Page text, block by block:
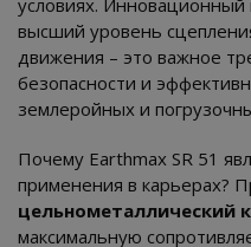
условиях. Инновационный
высший уровень
движения – это важное
безопасности и
землеройных и
Почему Earthmax SR 51
применения в карьерах?
цельнометаллический
максимальную